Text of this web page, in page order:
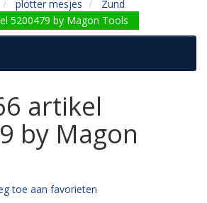
plotter mesjes
Zund
5200479 by Magon Tools
artikel
by Magon
toe aan favorieten